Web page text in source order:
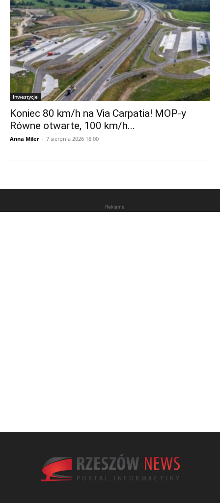
Inwestycje
Koniec 80 km/h na Via Carpatia! MOP-y
Równe otwarte, 100 km/h...
Anna Miler - 7 sierpnia 2026 18:00
Reklama